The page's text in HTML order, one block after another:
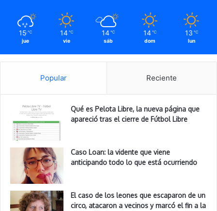
15 ℃
jue
14 ℃
vie
14 ℃
sáb
14 ℃
dom
13 ℃
lun
Popular Reciente
Qué es Pelota Libre, la nueva página que
apareció tras el cierre de Fútbol Libre
Caso Loan: la vidente que viene
anticipando todo lo que está ocurriendo
El caso de los leones que escaparon de un
circo, atacaron a vecinos y marcó el fin a la